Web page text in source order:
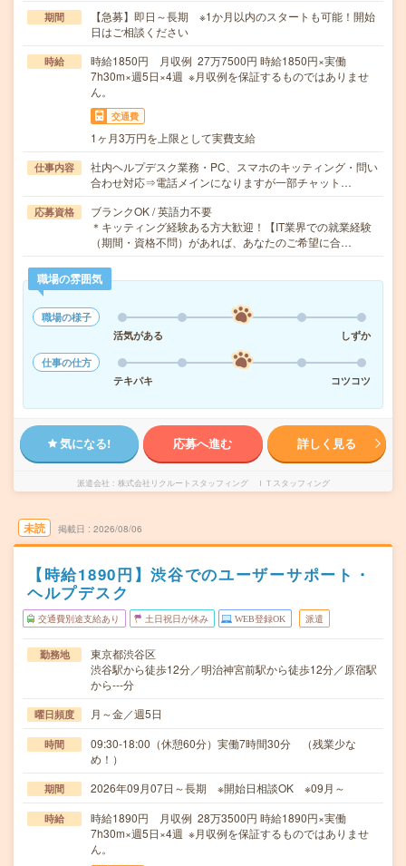
期間
【急募】即日～長期 ※1か月以内のスタートも可能！開始
日はご相談ください
時給
時給1850円 月収例 27万7500円 時給1850円×実働
7h30m×週5日×4週 ※月収例を保証するものではありませ
ん。
交通費
1ヶ月3万円を上限として実費支給
仕事内容
社内ヘルプデスク業務・PC、スマホのキッティング・問い
合わせ対応⇒電話メインになりますが一部チャット…
応募資格
ブランクOK / 英語力不要
＊キッティング経験ある方大歓迎！【IT業界での就業経験
（期間・資格不問）があれば、あなたのご希望に合…
職場の雰囲気
職場の様子
活気がある
しずか
仕事の仕方
テキパキ
コツコツ
気になる! 応募へ進む 詳しく見る
派遣会社 株式会社リクルートスタッフィング ＩＴスタッフィング
未読 掲載日 2026/08/06
【時給1890円】渋谷でのユーザーサポート・
ヘルプデスク
交通費別途支給あり 土日祝日が休み WEB登録OK 派遣
勤務地
東京都渋谷区
渋谷駅から徒歩12分／明治神宮前駅から徒歩12分／原宿駅
から---分
曜日頻度 月～金／週5日
時間
09:30-18:00（休憩60分）実働7時間30分 （残業少な
め！）
期間 2026年09月07日～長期 ※開始日相談OK ※09月～
時給
時給1890円 月収例 28万3500円 時給1890円×実働
7h30m×週5日×4週 ※月収例を保証するものではありませ
ん。